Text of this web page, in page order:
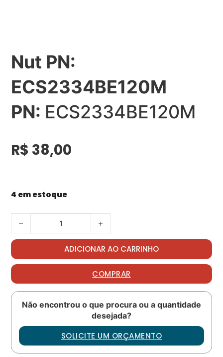
Nut PN:
ECS2334BE120M
PN: ECS2334BE120M
R$ 38,00
4 em estoque
Nut PN: ECS2334BE120M quantidade
ADICIONAR AO CARRINHO
COMPRAR
Não encontrou o que procura ou a quantidade
desejada?
SOLICITE UM ORÇAMENTO